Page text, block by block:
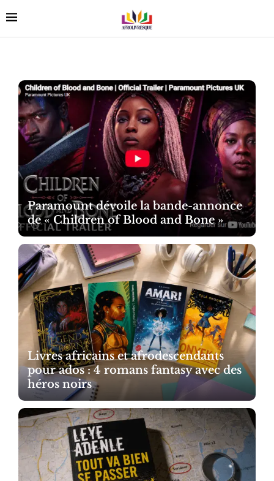
Paramount dévoile la bande-annonce
de « Children of Blood and Bone »
Livres africains et afrodescendants
pour ados : 4 romans fantasy avec des
héros noirs